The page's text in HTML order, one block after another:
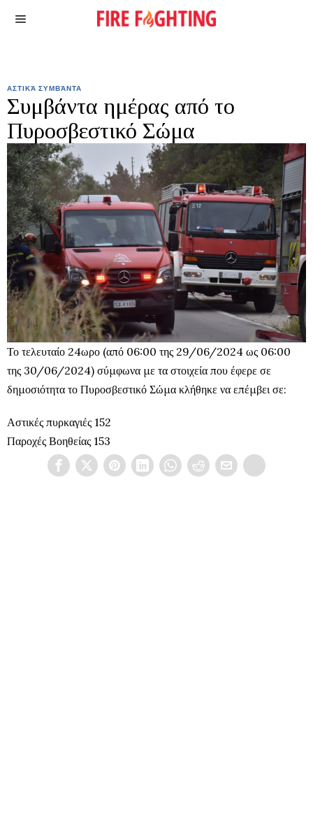
ΑΣΤΙΚΆ ΣΥΜΒΆΝΤΑ
Συμβάντα ημέρας από το
Πυροσβεστικό Σώμα
Το τελευταίο 24ωρο (από 06:00 της 29/06/2024 ως 06:00
της 30/06/2024) σύμφωνα με τα στοιχεία που έφερε σε
δημοσιότητα το Πυροσβεστικό Σώμα κλήθηκε να επέμβει σε:
Αστικές πυρκαγιές 152
Παροχές Βοηθείας 153